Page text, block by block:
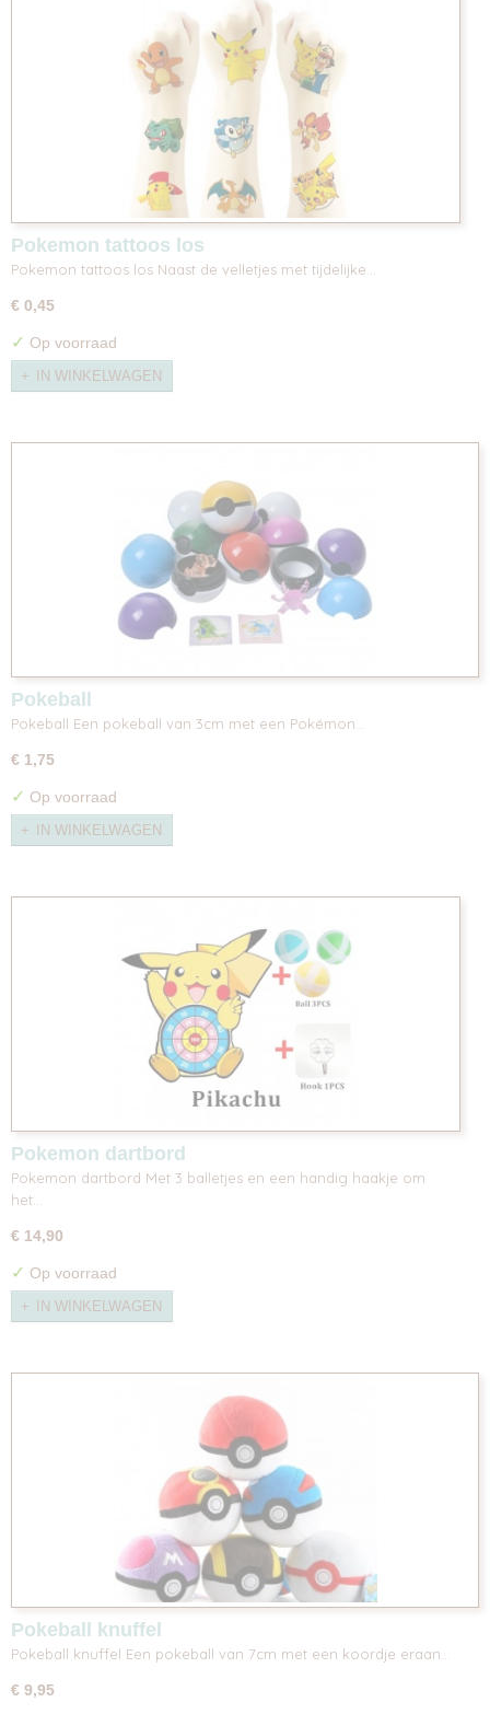
Pokemon tattoos los
Pokemon tattoos los Naast de velletjes met tijdelijke…
€ 0,45
✓ Op voorraad
IN WINKELWAGEN
Pokeball
Pokeball Een pokeball van 3cm met een Pokémon…
€ 1,75
✓ Op voorraad
IN WINKELWAGEN
Pokemon dartbord
Pokemon dartbord Met 3 balletjes en een handig haakje om
het…
€ 14,90
✓ Op voorraad
IN WINKELWAGEN
Pokeball knuffel
Pokeball knuffel Een pokeball van 7cm met een koordje eraan…
€ 9,95